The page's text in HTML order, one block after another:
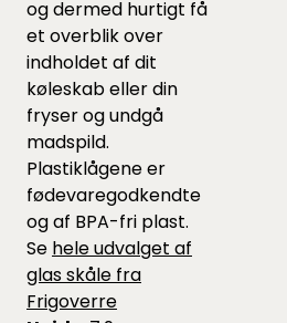
og dermed hurtigt få
et overblik over
indholdet af dit
køleskab eller din
fryser og undgå
madspild.
Plastiklågene er
fødevaregodkendte
og af BPA-fri plast.
Se hele udvalget af
glas skåle fra
Frigoverre